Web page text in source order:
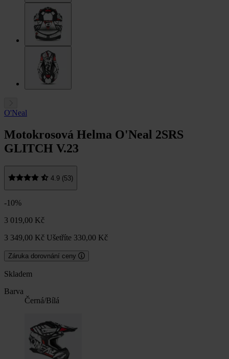
O'Neal
Motokrosová Helma O'Neal 2SRS
GLITCH V.23
4.9 (53)
-10%
3 019,00 Kč
3 349,00 Kč Ušetříte 330,00 Kč
Záruka dorovnání ceny
Skladem
Barva
Černá/Bílá